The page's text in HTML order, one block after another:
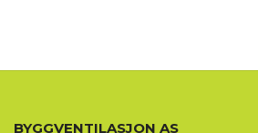
BYGGVENTILASJON AS